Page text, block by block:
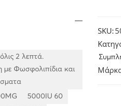
SKU:
2 λεπτά.
με Φωσφολιπίδια και
5000IU 60